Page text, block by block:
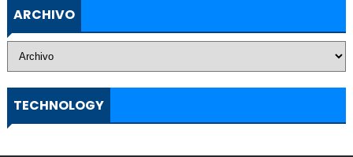
ARCHIVO
TECHNOLOGY